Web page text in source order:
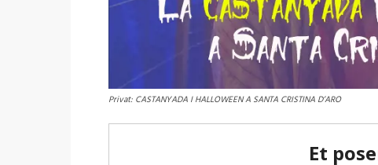
Privat: CASTANYADA I HALLOWEEN A SANTA CRISTINA D’ARO